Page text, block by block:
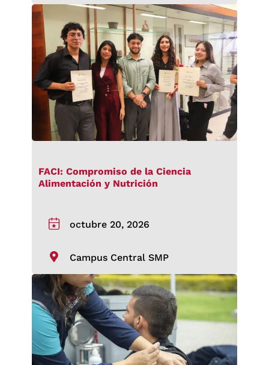
FACI: Compromiso de la Ciencia
Alimentación y Nutrición
octubre 20, 2026
Campus Central SMP